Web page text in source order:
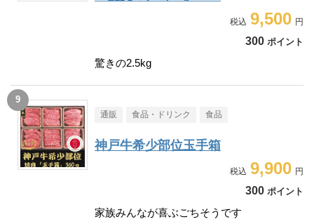
9,500
300 ポイント
驚きの2.5kg
通販 食品・ドリンク 食品
神戸牛希少部位玉手箱
9,900
300 ポイント
家族みんなが喜ぶごちそうです